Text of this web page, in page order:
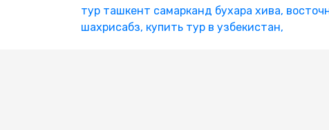
тур ташкент самарканд бухара хива,
шахрисабз, купить тур в узбекистан,